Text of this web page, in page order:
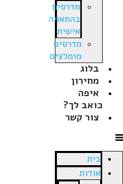
מדרסים
בהתאמה
אישית
מדרסים
מומלצים
בלוג
מחירון
איפה
כואב לך?
צור קשר
בית
אודות